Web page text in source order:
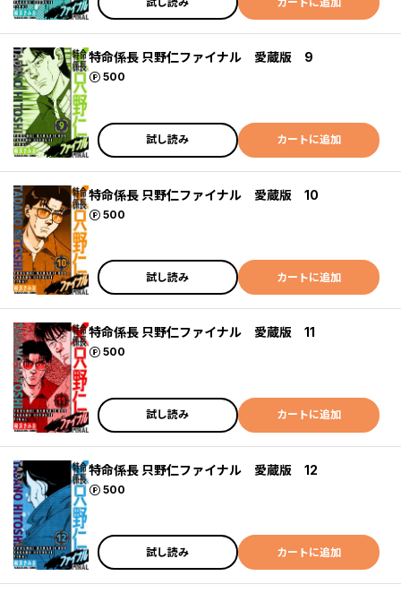
特命係長 只野仁ファイナル 愛蔵版 9
500
ポイント
試し読み カートに追加
特命係長 只野仁ファイナル 愛蔵版 10
500
ポイント
試し読み カートに追加
特命係長 只野仁ファイナル 愛蔵版 11
500
ポイント
試し読み カートに追加
特命係長 只野仁ファイナル 愛蔵版 12
500
ポイント
試し読み カートに追加